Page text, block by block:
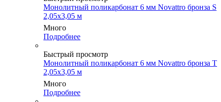
Монолитный поликарбонат 6 мм Novattro бронза S
2,05х3,05 м
Много
Подробнее
Быстрый просмотр
Монолитный поликарбонат 6 мм Novattro бронза Т
2,05х3,05 м
Много
Подробнее